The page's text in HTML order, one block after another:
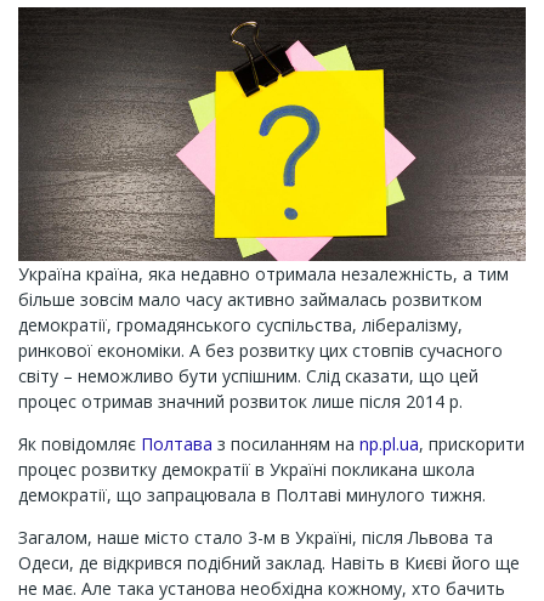
Україна країна, яка недавно отримала незалежність, а тим
більше зовсім мало часу активно займалась розвитком
демократії, громадянського суспільства, лібералізму,
ринкової економіки. А без розвитку цих стовпів сучасного
світу – неможливо бути успішним. Слід сказати, що цей
процес отримав значний розвиток лише після 2014 р.
Як повідомляє Полтава з посиланням на np.pl.ua, прискорити
процес розвитку демократії в Україні покликана школа
демократії, що запрацювала в Полтаві минулого тижня.
Загалом, наше місто стало 3-м в Україні, після Львова та
Одеси, де відкрився подібний заклад. Навіть в Києві його ще
не має. Але така установа необхідна кожному, хто бачить